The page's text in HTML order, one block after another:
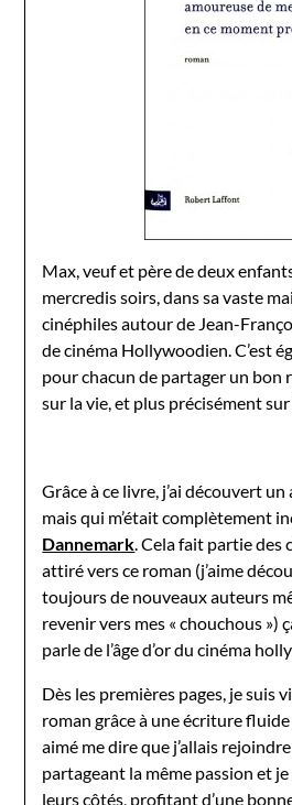
Max, veuf et père de deux
mercredis soirs, dans sa vaste
cinéphiles autour de Jean-
de cinéma Hollywoodien. C’est
pour chacun de partager un bon
sur la vie, et plus précisément
Grâce à ce livre, j’ai découvert
mais qui m’était complètement
Dannemark. Cela fait partie des
attiré vers ce roman (j’aime
toujours de nouveaux auteurs
revenir vers mes « chouchous »)
parle de l’âge d’or du cinéma
Dès les premières pages, je suis
roman grâce à une écriture fluide
aimé me dire que j’allais
partageant la même passion et je
leurs côtés, profitant d’une